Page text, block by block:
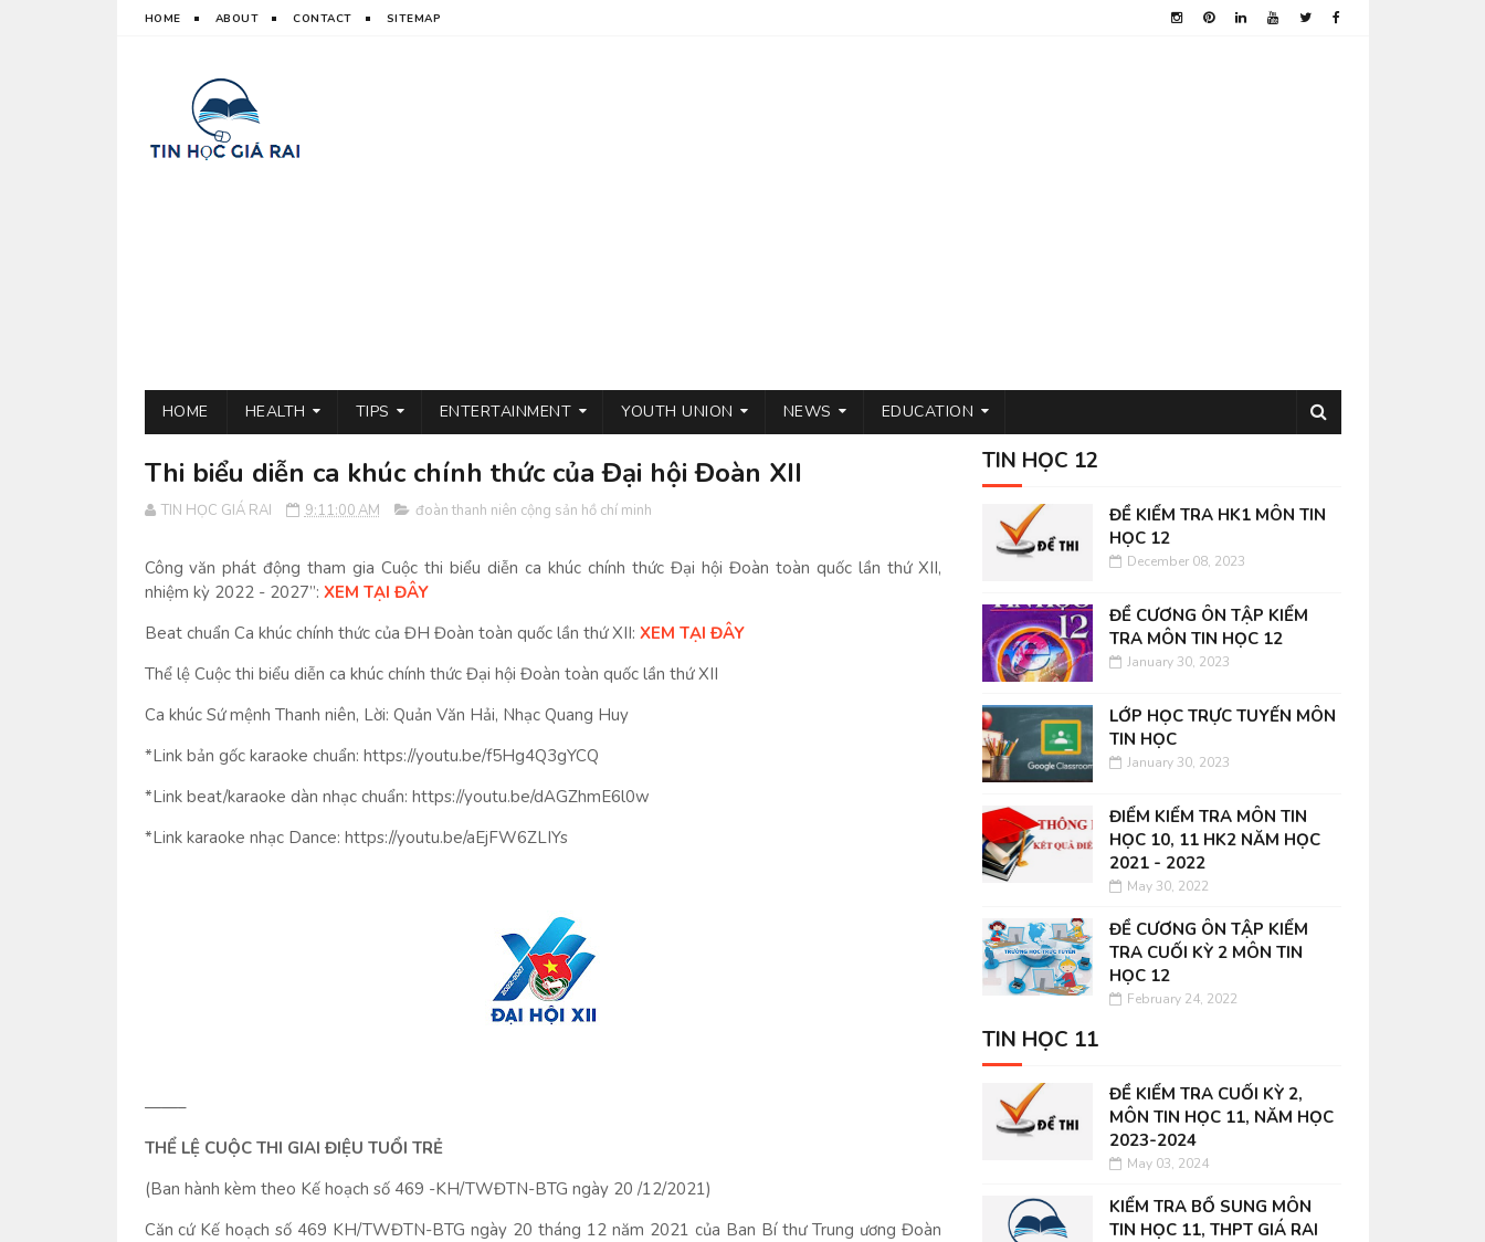
HOME ABOUT CONTACT SITEMAP
HOME HEALTH TIPS ENTERTAINMENT YOUTH UNION NEWS EDUCATION
Thi biểu diễn ca khúc chính thức của Đại hội Đoàn XII
TIN HỌC GIÁ RAI 9:11:00 AM đoàn thanh niên cộng sản hồ chí minh
Công văn phát động tham gia Cuộc thi biểu diễn ca khúc chính thức Đại hội Đoàn toàn quốc lần thứ XII,
nhiệm kỳ 2022 - 2027”: XEM TẠI ĐÂY
Beat chuẩn Ca khúc chính thức của ĐH Đoàn toàn quốc lần thứ XII: XEM TẠI ĐÂY
Thể lệ Cuộc thi biểu diễn ca khúc chính thức Đại hội Đoàn toàn quốc lần thứ XII
Ca khúc Sứ mệnh Thanh niên, Lời: Quản Văn Hải, Nhạc Quang Huy
*Link bản gốc karaoke chuẩn: https://youtu.be/f5Hg4Q3gYCQ
*Link beat/karaoke dàn nhạc chuẩn: https://youtu.be/dAGZhmE6l0w
*Link karaoke nhạc Dance: https://youtu.be/aEjFW6ZLIYs
——–
THỂ LỆ CUỘC THI GIAI ĐIỆU TUỔI TRẺ
(Ban hành kèm theo Kế hoạch số 469 -KH/TWĐTN-BTG ngày 20 /12/2021)
Căn cứ Kế hoạch số 469 KH/TWĐTN-BTG ngày 20 tháng 12 năm 2021 của Ban Bí thư Trung ương Đoàn
TIN HỌC 12
ĐỀ KIỂM TRA HK1 MÔN TIN
HỌC 12
December 08, 2023
ĐỀ CƯƠNG ÔN TẬP KIỂM
TRA MÔN TIN HỌC 12
January 30, 2023
LỚP HỌC TRỰC TUYẾN MÔN
TIN HỌC
January 30, 2023
ĐIỂM KIỂM TRA MÔN TIN
HỌC 10, 11 HK2 NĂM HỌC
2021 - 2022
May 30, 2022
ĐỀ CƯƠNG ÔN TẬP KIỂM
TRA CUỐI KỲ 2 MÔN TIN
HỌC 12
February 24, 2022
TIN HỌC 11
ĐỀ KIỂM TRA CUỐI KỲ 2,
MÔN TIN HỌC 11, NĂM HỌC
2023-2024
May 03, 2024
KIỂM TRA BỔ SUNG MÔN
TIN HỌC 11, THPT GIÁ RAI